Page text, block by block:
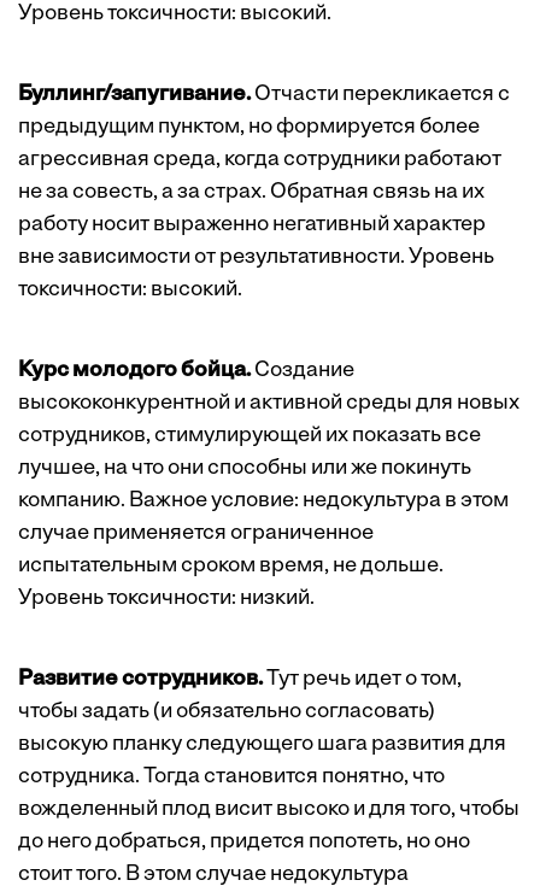
Уровень токсичности: высокий.
Буллинг/запугивание.Отчасти перекликается с
предыдущим пунктом, но формируется более
агрессивная среда, когда сотрудники работают
не за совесть, а за страх. Обратная связь на их
работу носит выраженно негативный характер
вне зависимости от результативности. Уровень
токсичности: высокий.
Курс молодого бойца.Создание
высококонкурентной и активной среды для новых
сотрудников, стимулирующей их показать все
лучшее, на что они способны или же покинуть
компанию. Важное условие: недокультура в этом
случае применяется ограниченное
испытательным сроком время, не дольше.
Уровень токсичности: низкий.
Развитие сотрудников.Тут речь идет о том,
чтобы задать (и обязательно согласовать)
высокую планку следующего шага развития для
сотрудника. Тогда становится понятно, что
вожделенный плод висит высоко и для того, чтобы
до него добраться, придется попотеть, но оно
стоит того. В этом случае недокультура